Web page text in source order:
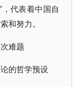
代表着中国自
和努力。
难题
的哲学预设